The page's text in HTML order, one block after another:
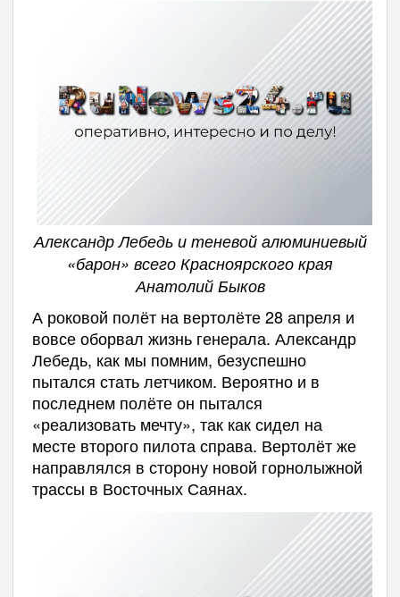
Александр Лебедь и теневой алюминиевый
«барон» всего Красноярского края
Анатолий Быков
А роковой полёт на вертолёте 28 апреля и
вовсе оборвал жизнь генерала. Александр
Лебедь, как мы помним, безуспешно
пытался стать летчиком. Вероятно и в
последнем полёте он пытался
«реализовать мечту», так как сидел на
месте второго пилота справа. Вертолёт же
направлялся в сторону новой горнолыжной
трассы в Восточных Саянах.